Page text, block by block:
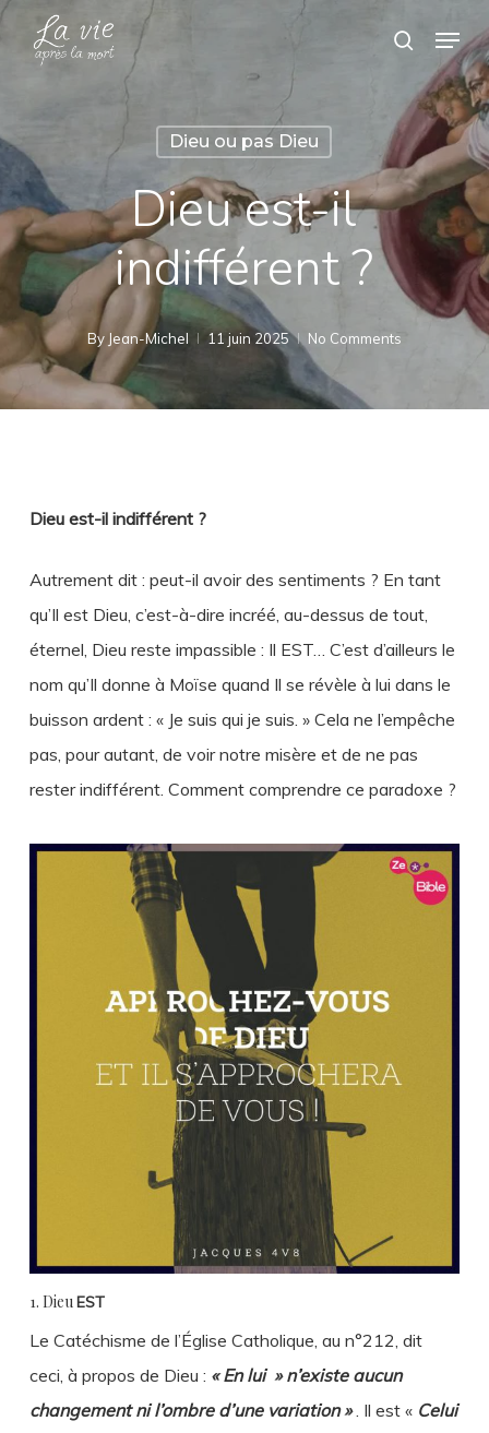
Skip
search
Menu
Dieu ou pas Dieu
Dieu est-il
indifférent ?
By Jean-Michel 11 juin 2025 No Comments
Dieu est-il indifférent ?
Autrement dit : peut-il avoir des sentiments ? En tant
qu’Il est Dieu, c’est-à-dire incréé, au-dessus de tout,
éternel, Dieu reste impassible : Il EST… C’est d’ailleurs le
nom qu’Il donne à Moïse quand Il se révèle à lui dans le
buisson ardent : « Je suis qui je suis. » Cela ne l’empêche
pas, pour autant, de voir notre misère et de ne pas
rester indifférent. Comment comprendre ce paradoxe ?
1. DieuEST
Le Catéchisme de l’Église Catholique, au n°212, dit
ceci, à propos de Dieu : « En lui » n’existe aucun
changement ni l’ombre d’une variation ». Il est «Celui
Close
Menu